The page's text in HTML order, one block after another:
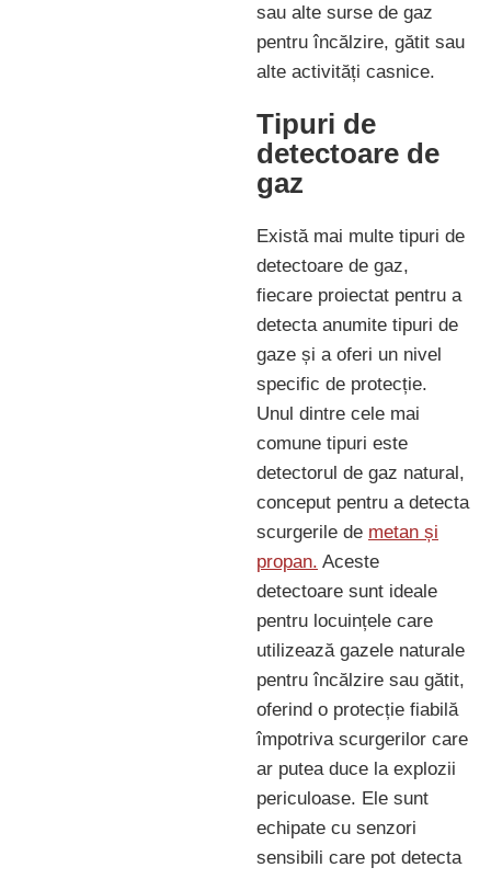
sau alte surse de gaz
pentru încălzire, gătit sau
alte activități casnice.
Tipuri de
detectoare de
gaz
Există mai multe tipuri de
detectoare de gaz,
fiecare proiectat pentru a
detecta anumite tipuri de
gaze și a oferi un nivel
specific de protecție.
Unul dintre cele mai
comune tipuri este
detectorul de gaz natural,
conceput pentru a detecta
scurgerile de metan și
propan. Aceste
detectoare sunt ideale
pentru locuințele care
utilizează gazele naturale
pentru încălzire sau gătit,
oferind o protecție fiabilă
împotriva scurgerilor care
ar putea duce la explozii
periculoase. Ele sunt
echipate cu senzori
sensibili care pot detecta